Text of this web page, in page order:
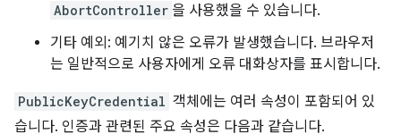
AbortController 을 사용했을 수 있습니다.
기타 예외: 예기치 않은 오류가 발생했습니다. 브라우저
는 일반적으로 사용자에게 오류 대화상자를 표시합니다.
PublicKeyCredential 객체에는 여러 속성이 포함되어 있
습니다. 인증과 관련된 주요 속성은 다음과 같습니다.